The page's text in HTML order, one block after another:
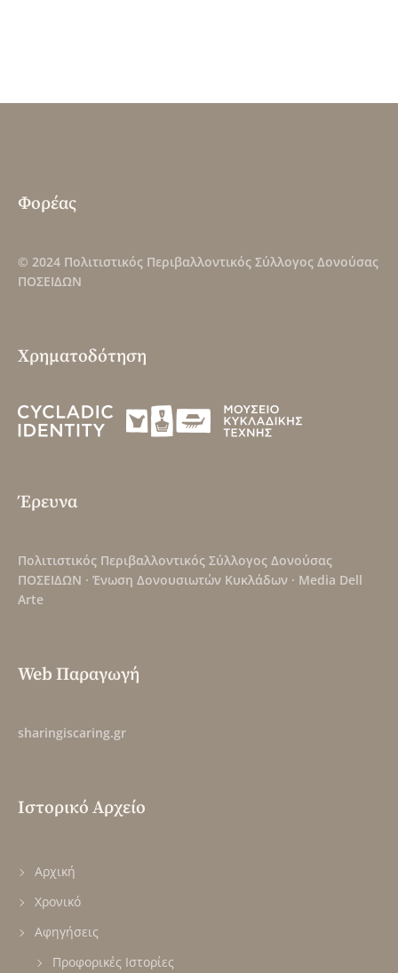
Φορέας
© 2024 Πολιτιστικός Περιβαλλοντικός Σύλλογος Δονούσας
ΠΟΣΕΙΔΩΝ
Χρηματοδότηση
Έρευνα
Πολιτιστικός Περιβαλλοντικός Σύλλογος Δονούσας
ΠΟΣΕΙΔΩΝ · Ένωση Δονουσιωτών Κυκλάδων · Media Dell
Arte
Web Παραγωγή
sharingiscaring.gr
Ιστορικό Αρχείο
Αρχική
Χρονικό
Αφηγήσεις
Προφορικές Ιστορίες